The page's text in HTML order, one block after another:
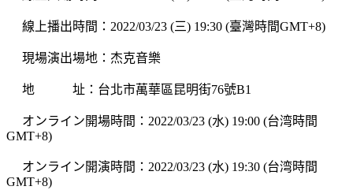
線上播出時間：2022/03/23 (三) 19:30 (臺灣時間GMT+8)
現場演出場地：杰克音樂
地 址：台北市萬華區昆明街76號B1
オンライン開場時間：2022/03/23 (水) 19:00 (台湾時間
GMT+8)
オンライン開演時間：2022/03/23 (水) 19:30 (台湾時間
GMT+8)